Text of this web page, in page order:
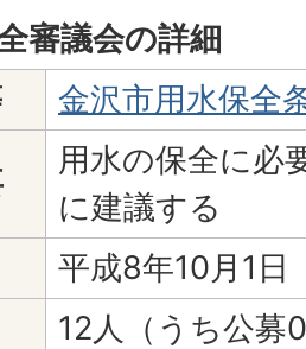
審議会の詳細
金沢市用水保全
用水の保全に必
に建議する
平成8年10月1日
12人（うち公募